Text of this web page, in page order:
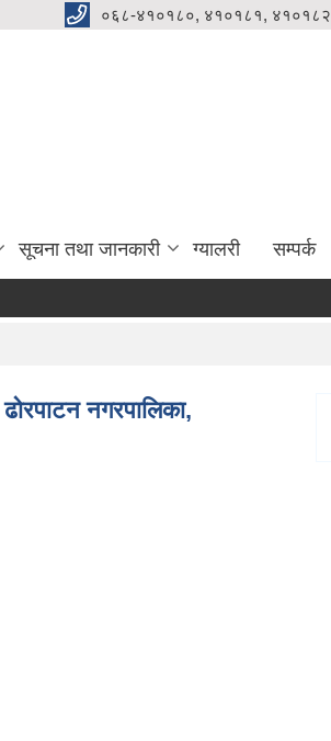
०६८-४१०१८०, ४१०१८१, ४१०१८२
सूचना तथा जानकारी ग्यालरी सम्पर्क
नगरपालिका,